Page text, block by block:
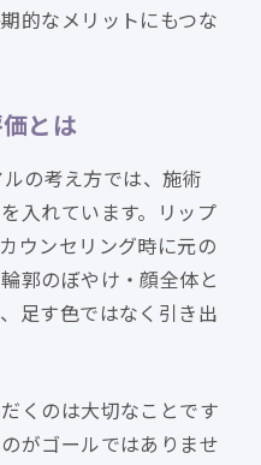
的なメリットにもつな
とは
の考え方では、施術
入れています。リップ
ウンセリング時に元の
郭のぼやけ・顔全体と
足す色ではなく引き出
くのは大切なことです
がゴールではありませ